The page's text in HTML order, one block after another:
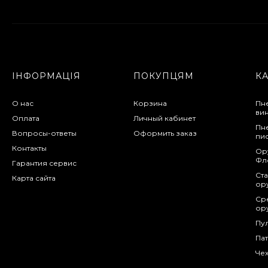
ІНФОРМАЦІЯ
О нас
Оплата
Вопросы-ответы
Контакты
Гарантия сервис
Карта сайта
ПОКУПЦЯМ
Корзина
Личный кабинет
Оформить заказ